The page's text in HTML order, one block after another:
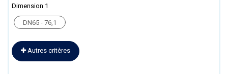
Dimension 1
DN65 - 76,1
Autres critères